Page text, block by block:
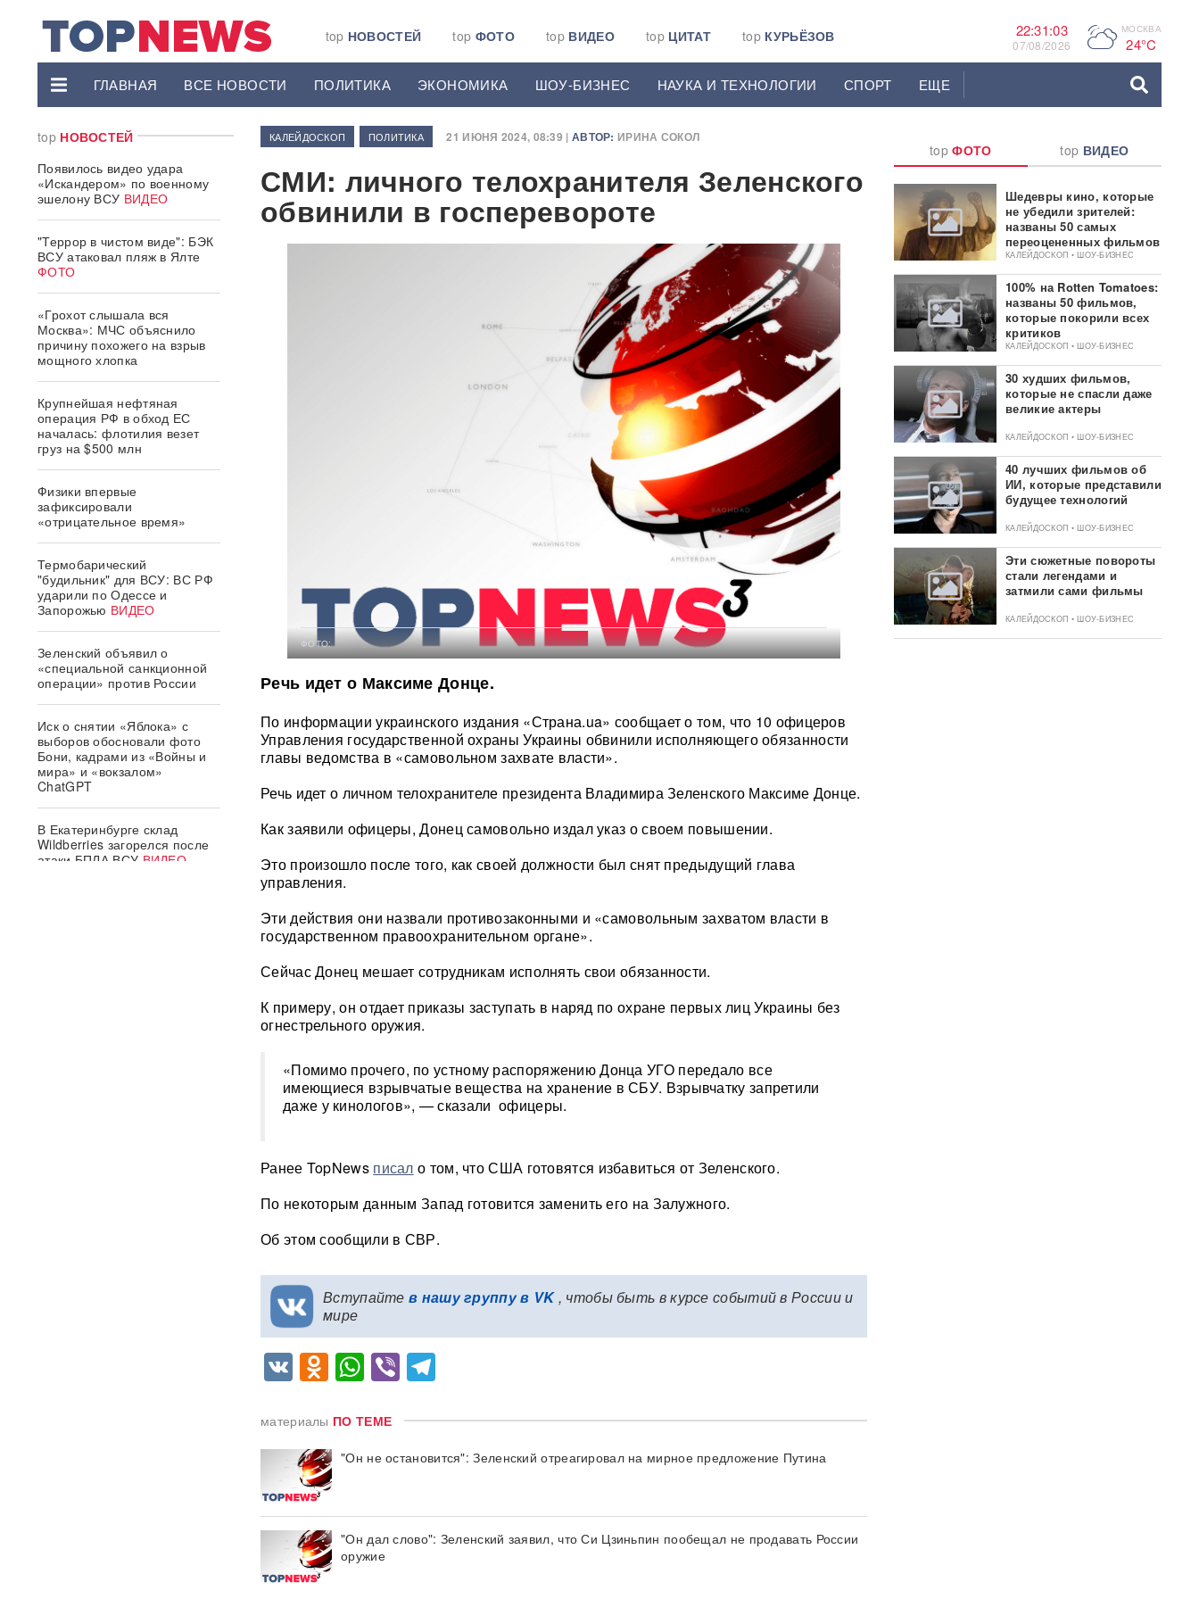
top НОВОСТЕЙ top ФОТО top ВИДЕО top ЦИТАТ top КУРЬЁЗОВ 22:31:04
07/08/2026 P МОСКВА
24°C
ГЛАВНАЯ ВСЕ НОВОСТИ ПОЛИТИКА ЭКОНОМИКА ШОУ-БИЗНЕС НАУКА И ТЕХНОЛОГИИ СПОРТ ЕЩЕ
top НОВОСТЕЙ
Появилось видео удара
«Искандером» по военному
эшелону ВСУ ВИДЕО
"Террор в чистом виде": БЭК
ВСУ атаковал пляж в Ялте
ФОТО
«Грохот слышала вся
Москва»: МЧС объяснило
причину похожего на взрыв
мощного хлопка
Крупнейшая нефтяная
операция РФ в обход ЕС
началась: флотилия везет
груз на $500 млн
Физики впервые
зафиксировали
«отрицательное время»
Термобарический
"будильник" для ВСУ: ВС РФ
ударили по Одессе и
Запорожью ВИДЕО
Зеленский объявил о
«специальной санкционной
операции» против России
Иск о снятии «Яблока» с
выборов обосновали фото
Бони, кадрами из «Войны и
мира» и «вокзалом»
ChatGPT
В Екатеринбурге склад
Wildberries загорелся после
атаки БПЛА ВСУ ВИДЕО
КАЛЕЙДОСКОП ПОЛИТИКА 21 ИЮНЯ 2024, 08:39 | АВТОР: ИРИНА СОКОЛ
СМИ: личного телохранителя Зеленского
обвинили в госперевороте
ФОТО:
Речь идет о Максиме Донце.
По информации украинского издания «Страна.ua» сообщает о том, что 10 офицеров
Управления государственной охраны Украины обвинили исполняющего обязанности
главы ведомства в «самовольном захвате власти».
Речь идет о личном телохранителе президента Владимира Зеленского Максиме Донце.
Как заявили офицеры, Донец самовольно издал указ о своем повышении.
Это произошло после того, как своей должности был снят предыдущий глава
управления.
Эти действия они назвали противозаконными и «самовольным захватом власти в
государственном правоохранительном органе».
Сейчас Донец мешает сотрудникам исполнять свои обязанности.
К примеру, он отдает приказы заступать в наряд по охране первых лиц Украины без
огнестрельного оружия.
«Помимо прочего, по устному распоряжению Донца УГО передало все
имеющиеся взрывчатые вещества на хранение в СБУ. Взрывчатку запретили
даже у кинологов», — сказали офицеры.
Ранее TopNews писал о том, что США готовятся избавиться от Зеленского.
По некоторым данным Запад готовится заменить его на Залужного.
Об этом сообщили в СВР.
Вступайте в нашу группу в VK, чтобы быть в курсе событий в России и
мире
VKOdnoklassniki
WhatsApp
Viber
материалы ПО ТЕМЕ
"Он не остановится": Зеленский отреагировал на мирное предложение Путина
"Он дал слово": Зеленский заявил, что Си Цзиньпин пообещал не продавать России
оружие
topФОТО top ВИДЕО
Шедевры кино, которые
не убедили зрителей:
названы 50 самых
переоцененных фильмов
КАЛЕЙДОСКОП • ШОУ-БИЗНЕС
100% на Rotten Tomatoes:
названы 50 фильмов,
которые покорили всех
критиков
КАЛЕЙДОСКОП • ШОУ-БИЗНЕС
30 худших фильмов,
которые не спасли даже
великие актеры
КАЛЕЙДОСКОП • ШОУ-БИЗНЕС
40 лучших фильмов об
ИИ, которые представили
будущее технологий
КАЛЕЙДОСКОП • ШОУ-БИЗНЕС
Эти сюжетные повороты
стали легендами и
затмили сами фильмы
КАЛЕЙДОСКОП • ШОУ-БИЗНЕС